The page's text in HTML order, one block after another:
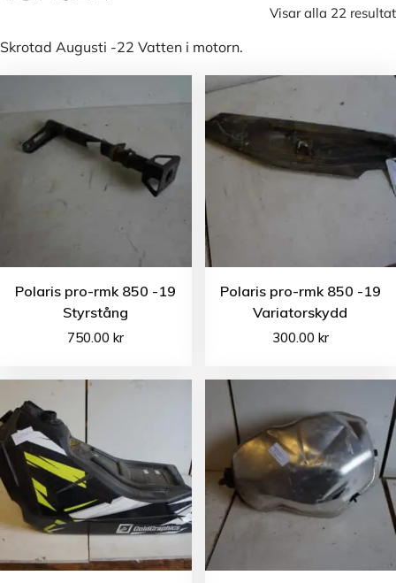
Visar alla 22 resultat
Skrotad Augusti -22 Vatten i motorn.
Polaris pro-rmk 850 -19
Styrstång
750.00kr
Polaris pro-rmk 850 -19
Variatorskydd
300.00 kr